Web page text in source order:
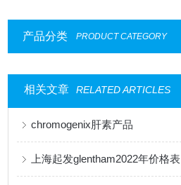
产品分类 PRODUCT CATEGORY
相关文章 RELATED ARTICLES
chromogenix肝素产品
上海起发glentham2022年价格表